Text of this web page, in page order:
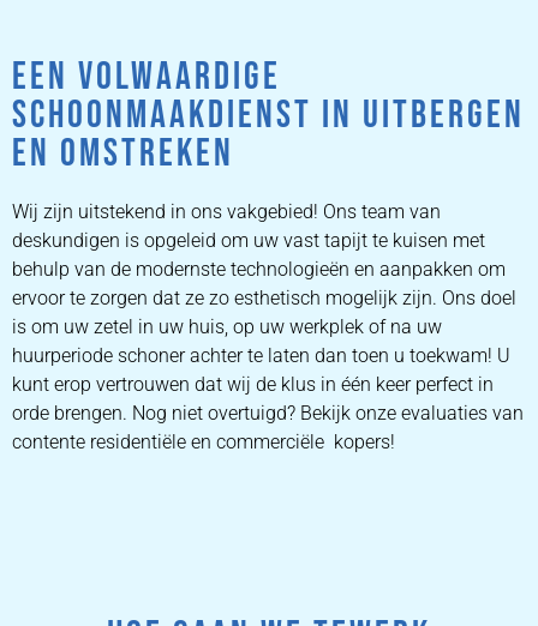
EEN VOLWAARDIGE
SCHOONMAAKDIENST IN UITBERGEN
EN OMSTREKEN
Wij zijn uitstekend in ons vakgebied! Ons team van
deskundigen is opgeleid om uw vast tapijt te kuisen met
behulp van de modernste technologieën en aanpakken om
ervoor te zorgen dat ze zo esthetisch mogelijk zijn. Ons doel
is om uw zetel in uw huis, op uw werkplek of na uw
huurperiode schoner achter te laten dan toen u toekwam! U
kunt erop vertrouwen dat wij de klus in één keer perfect in
orde brengen. Nog niet overtuigd? Bekijk onze evaluaties van
contente residentiële en commerciële kopers!